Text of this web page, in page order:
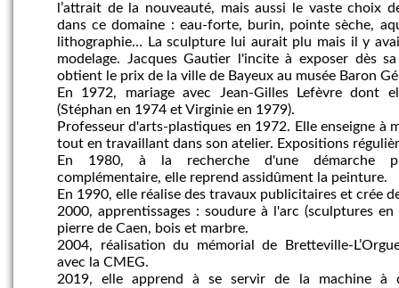
l’attrait de la nouveauté, maisaussi le vaste choix
dans ce domaine : eau-forte, burin, pointe sèche,
lithographie… La sculpture lui aurait plu mais il y
modelage.
Jacques Gautier
l'incite à exposer dès
obtient le prix de la ville de Bayeux au musée Baron
En 1 972, mariage avec Jean-Gilles Lefèvredont
(Stéphan en 1974et Virginie en 1979).
Professeur d'arts-plastiques en 1972. Elle enseigne à
tout en travaillant dans son atelier. Expositions
En 1980,à la recherche d'une démarche
complémentaire, elle reprend assidûment la peinture.
En 1990,elle réalise des travaux publicitaires etcrée
2000, apprentissages :soudure à l'arc(sculptures en
pierre de Caen, boiset marbre.
2004, réalisation du mémorial de Bretteville-
avec la CMEG.
2019, e lle apprend à se servir de la machine à